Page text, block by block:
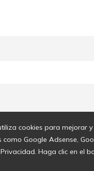
cookies para mejorar
como Google Adsense,
Haga clic en el